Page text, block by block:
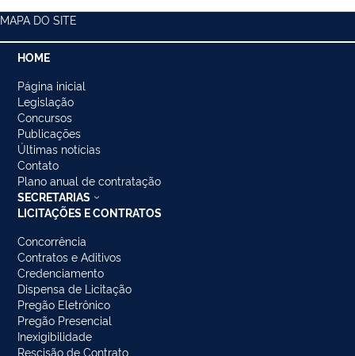
MAPA DO SITE
HOME
Página inicial
Legislação
Concursos
Publicações
Últimas notícias
Contato
Plano anual de contratação
SECRETARIAS
LICITAÇÕES E CONTRATOS
Concorrência
Contratos e Aditivos
Credenciamento
Dispensa de Licitação
Pregão Eletrônico
Pregão Presencial
Inexigibilidade
Rescisão de Contrato